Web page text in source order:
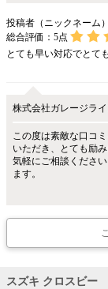
投稿者（ニックネーム
総合評価： 5点
とても早い対応でとて
株式会社ガレージラ
この度は素敵な口コ
いただき、とても励
気軽にご相談くださ
ます。
スズキ クロスビー